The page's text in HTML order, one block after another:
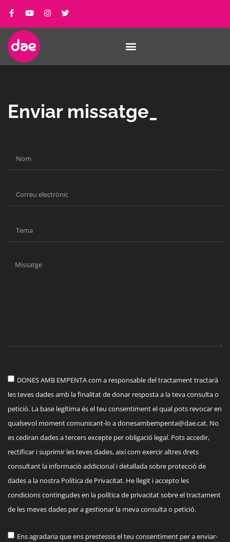
Enviar missatge_
DONES AMB EMPENTA com a responsable del tractament tractarà
les teves dades amb la finalitat de donar resposta a la teva consulta o
petició. La base legítima és el teu consentiment el qual pots revocar en
qualsevol moment comunicant-lo adonesambempenta@dae.cat. No
es cediran dades a tercers excepte per obligació legal. Pots accedir,
rectificar i suprimir les teves dades, així com exercir altres drets
consultant la informació addicional i detallada sobre protecció de
dades a la nostra Política de Privacitat. He llegit i accepto les
condicions contingudes en la política de privacitat sobre el tractament
de les meves dades per a gestionar la meva consulta o petició.
Ens agradaria que ens prestessis el teu consentiment per a enviar-